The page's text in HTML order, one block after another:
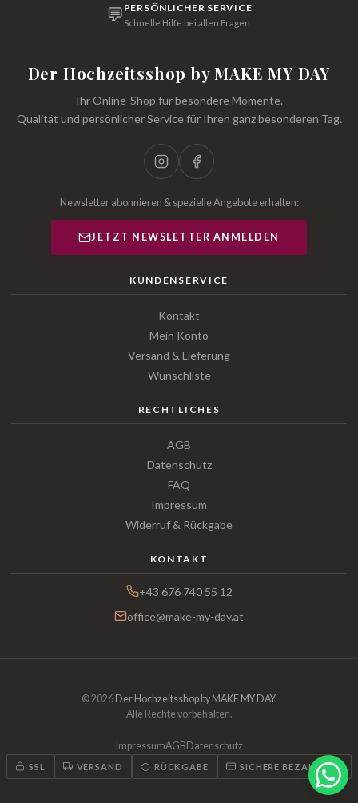
💬 PERSÖNLICHER SERVICE
Schnelle Hilfe bei allen Fragen
Der Hochzeitsshop by MAKE MY DAY
Ihr Online-Shop für besondere Momente.
Qualität und persönlicher Service für Ihren ganz besonderen Tag.
Newsletter abonnieren & spezielle Angebote erhalten:
JETZT NEWSLETTER ANMELDEN
KUNDENSERVICE
Kontakt
Mein Konto
Versand & Lieferung
Wunschliste
RECHTLICHES
AGB
Datenschutz
FAQ
Impressum
Widerruf & Rückgabe
KONTAKT
+43 676 740 55 12
office@make-my-day.at
© 2026 Der Hochzeitsshop by MAKE MY DAY.
Alle Rechte vorbehalten.
ImpressumAGBDatenschutz
SSL VERSAND RÜCKGABE SICHERE BEZAHLUNG